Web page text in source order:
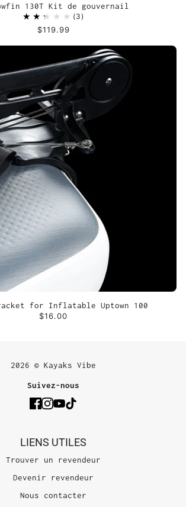
130T Kit de gouvernail
3
$119.99
for Inflatable Uptown 100
$16.00
2026 © Kayaks Vibe
Suivez-nous
LIENS UTILES
Trouver un revendeur
Devenir revendeur
Nous contacter